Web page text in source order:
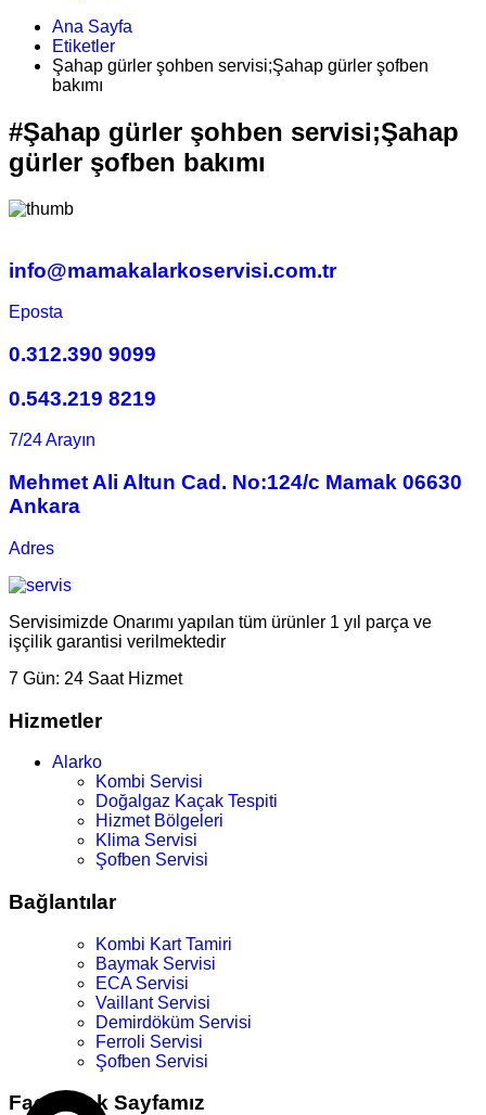
Ana Sayfa
Etiketler
Şahap gürler şohben servisi;Şahap gürler şofben
bakımı
#Şahap gürler şohben servisi;Şahap
gürler şofben bakımı
info@mamakalarkoservisi.com.tr
Eposta
0.312.390 9099
0.543.219 8219
7/24 Arayın
Mehmet Ali Altun Cad. No:124/c Mamak 06630
Ankara
Adres
Servisimizde Onarımı yapılan tüm ürünler 1 yıl parça ve
işçilik garantisi verilmektedir
7 Gün: 24 Saat Hizmet
Hizmetler
Alarko
Kombi Servisi
Doğalgaz Kaçak Tespiti
Hizmet Bölgeleri
Klima Servisi
Şofben Servisi
Bağlantılar
Kombi Kart Tamiri
Baymak Servisi
ECA Servisi
Vaillant Servisi
Demirdöküm Servisi
Ferroli Servisi
Şofben Servisi
Facebook Sayfamız